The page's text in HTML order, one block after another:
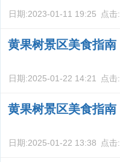
日期:2023-01-11 19:25 点击:
黄果树景区美食指
日期:2025-01-22 14:21 点击:
黄果树景区美食指
日期:2025-01-22 13:38 点击: